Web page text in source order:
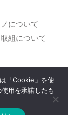
について
組について
「Cookie」を使
用を承諾したも